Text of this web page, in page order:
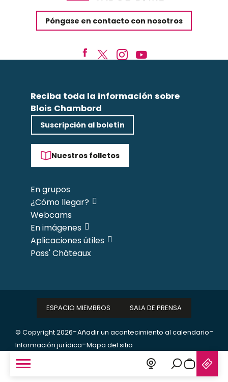
Buscar
Póngase en contacto con nosotros
Reciba toda la información sobre
Blois Chambord
Suscripción al boletín
Nuestros folletos
En grupos
¿Cómo llegar?
Webcams
En imágenes
Aplicaciones útiles
Pass' Châteaux
© Copyright 2026-Añadir un acontecimiento al calendario-
Información jurídica-Mapa del sitio
ESPACIO MIEMBROS SALA DE PRENSA